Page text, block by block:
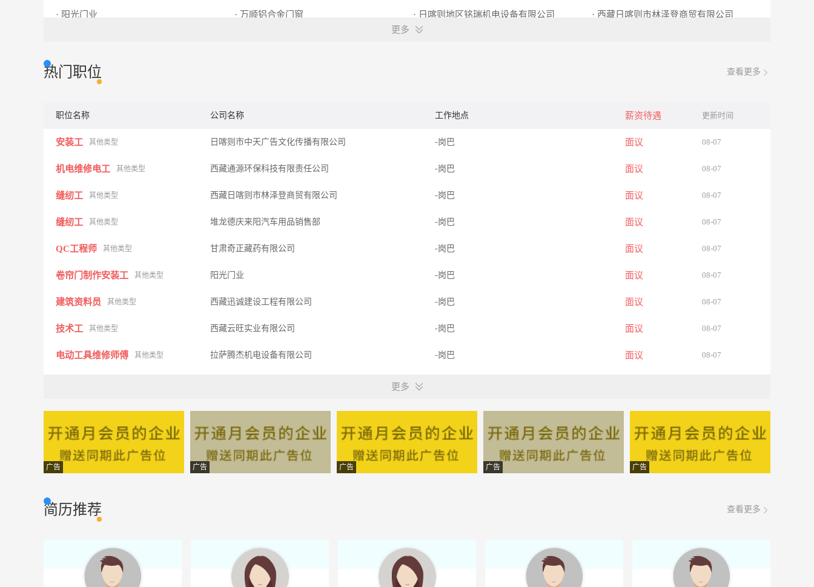
· 阳光门业
· 万顺铝合金门窗
· 日喀则地区铭瑞机电设备有限公司
综合维修工
· 西藏日喀则市林泽登商贸有限公司
更多
热门职位 查看更多
职位名称 公司名称 工作地点 薪资待遇 更新时间
安装工 其他类型 日喀则市中天广告文化传播有限公司 -岗巴 面议 08-07
机电维修电工 其他类型 西藏通源环保科技有限责任公司 -岗巴 面议 08-07
缝纫工 其他类型 西藏日喀则市林泽登商贸有限公司 -岗巴 面议 08-07
缝纫工 其他类型 堆龙德庆来阳汽车用品销售部 -岗巴 面议 08-07
QC工程师 其他类型 甘肃奇正藏药有限公司 -岗巴 面议 08-07
卷帘门制作安装工 其他类型 阳光门业 -岗巴 面议 08-07
建筑资料员 其他类型 西藏迅诚建设工程有限公司 -岗巴 面议 08-07
技术工 其他类型 西藏云旺实业有限公司 -岗巴 面议 08-07
电动工具维修师傅 其他类型 拉萨腾杰机电设备有限公司 -岗巴 面议 08-07
小工 其他类型 世林轮胎销售店 -岗巴 面议 08-07
铝合金安装师傅 其他类型 武侯区宇博门窗销售部 -岗巴 面议 08-07
汽车修理工
铝合金不锈钢师傅 其他类型 万顺铝合金门窗 -岗巴 08-07
更多
广告 广告 广告 广告 广告
简历推荐 查看更多